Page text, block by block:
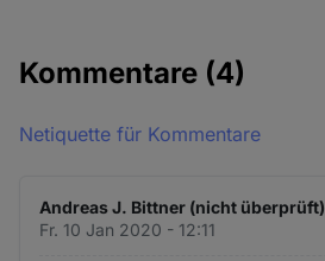
Kommentare (4)
Netiquette für Kommentare
Andreas J. Bittner (nicht überprüft)
Fr. 10 Jan 2020 - 12:11